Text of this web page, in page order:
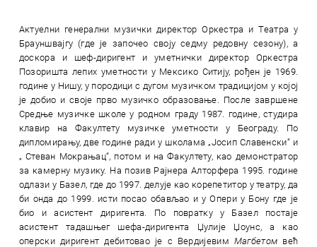
Актуелни генерални музички директор Оркестра и Театра у
Брауншвајгу (где је започео своју седму редовну сезону), а
доскора и шеф-диригент и уметнички директор Оркестра
Позоришта лепих уметности у Мексико Ситију, рођен је 1969.
године у Нишу, у породици с дугом музичком традицијом у којој
је добио и своје прво музичко образовање. После завршене
Средње музичке школе у родном граду 1987. године, студира
клавир на Факултету музичке уметности у Београду. По
дипломирању, две године ради у школама „Јосип Славенски“ и
„ Стеван Мокрањац“, потом и на Факултету, као демонстратор
за камерну музику. На позив Рајнера Алторфера 1995. године
одлази у Базел, где до 1997. делује као корепетитор у театру, да
би онда до 1999. исти посао обављао и у Опери у Бону где је
био и асистент диригента. По повратку у Базел постаје
асистент тадашњег шефа-диригента Џулије Џоунс, а као
оперски диригент дебитовао је с Вердијевим Магбетом већ